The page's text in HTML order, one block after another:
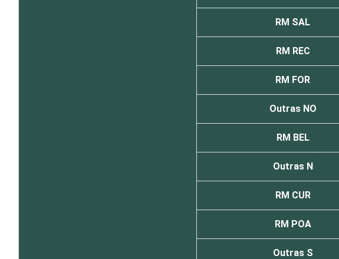
RM SAL
RM REC
RM FOR
Outras NO
RM BEL
Outras N
RM CUR
RM POA
Outras S